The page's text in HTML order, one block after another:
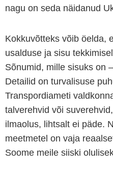
nagu on seda näidanud
Kokkuvõtteks võib öelda,
usalduse ja sisu
Sõnumid, mille sisuks on
Detailid on turvalisuse
Transpordiameti
talverehvid või
ilmaolus, lihtsalt ei päde.
meetmetel on vaja
Soome meile siiski